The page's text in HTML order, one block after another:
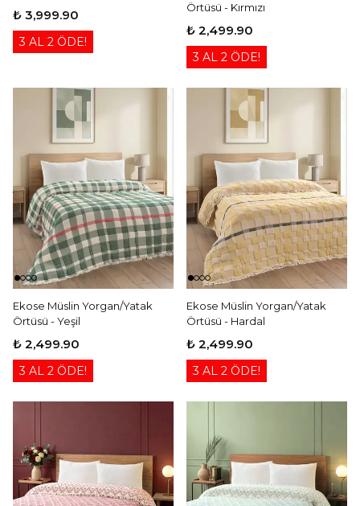
₺ 3,999.90
3 AL 2 ÖDE!
Örtüsü - Kırmızı
₺ 2,499.90
3 AL 2 ÖDE!
Ekose Müslin Yorgan/Yatak
Örtüsü - Yeşil
₺ 2,499.90
3 AL 2 ÖDE!
Ekose Müslin Yorgan/Yatak
Örtüsü - Hardal
₺ 2,499.90
3 AL 2 ÖDE!